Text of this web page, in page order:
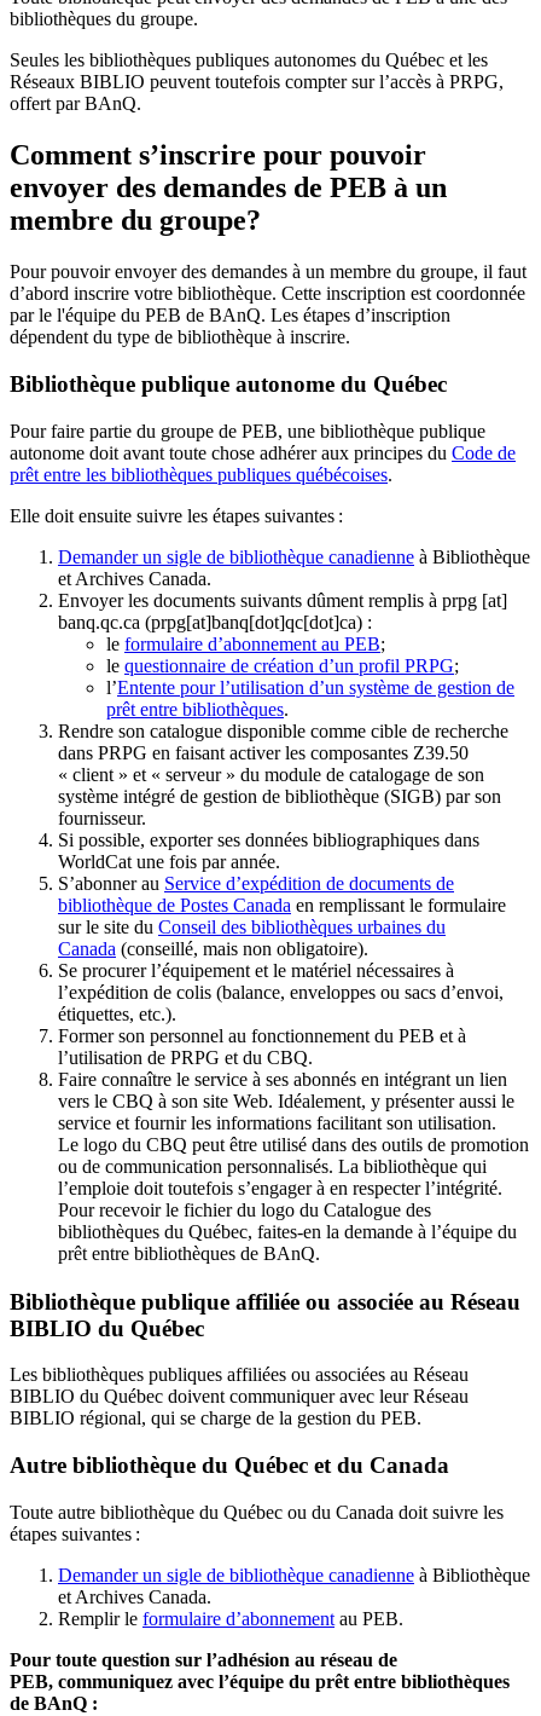
bibliothèques du groupe.
Seules les bibliothèques publiques autonomes du Québec et les
Réseaux BIBLIO peuvent toutefois compter sur l’accès à PRPG,
offert par BAnQ.
Comment s’inscrire pour pouvoir
envoyer des demandes de PEB à un
membre du groupe?
Pour pouvoir envoyer des demandes à un membre du groupe, il faut
d’abord inscrire votre bibliothèque. Cette inscription est coordonnée
par le l'équipe du PEB de BAnQ. Les étapes d’inscription
dépendent du type de bibliothèque à inscrire.
Bibliothèque publique autonome du Québec
Pour faire partie du groupe de PEB, une bibliothèque publique
autonome doit avant toute chose adhérer aux principes du Code de
prêt entre les bibliothèques publiques québécoises.
Elle doit ensuite suivre les étapes suivantes :
Demander un sigle de bibliothèque canadienne à Bibliothèque
et Archives Canada.
Envoyer les documents suivants dûment remplis à prpg [at]
banq.qc.ca (prpg[at]banq[dot]qc[dot]ca) :
le formulaire d’abonnement au PEB;
le questionnaire de création d’un profil PRPG;
l’Entente pour l’utilisation d’un système de gestion de
prêt entre bibliothèques.
Rendre son catalogue disponible comme cible de recherche
dans PRPG en faisant activer les composantes Z39.50
« client » et « serveur » du module de catalogage de son
système intégré de gestion de bibliothèque (SIGB) par son
fournisseur.
Si possible, exporter ses données bibliographiques dans
WorldCat une fois par année.
S’abonner au Service d’expédition de documents de
bibliothèque de Postes Canada en remplissant le formulaire
sur le site du Conseil des bibliothèques urbaines du
Canada (conseillé, mais non obligatoire).
Se procurer l’équipement et le matériel nécessaires à
l’expédition de colis (balance, enveloppes ou sacs d’envoi,
étiquettes, etc.).
Former son personnel au fonctionnement du PEB et à
l’utilisation de PRPG et du CBQ.
Faire connaître le service à ses abonnés en intégrant un lien
vers le CBQ à son site Web. Idéalement, y présenter aussi le
service et fournir les informations facilitant son utilisation.
Le logo du CBQ peut être utilisé dans des outils de promotion
ou de communication personnalisés. La bibliothèque qui
l’emploie doit toutefois s’engager à en respecter l’intégrité.
Pour recevoir le fichier du logo du Catalogue des
bibliothèques du Québec, faites-en la demande à l’équipe du
prêt entre bibliothèques de BAnQ.
Bibliothèque publique affiliée ou associée au Réseau
BIBLIO du Québec
Les bibliothèques publiques affiliées ou associées au Réseau
BIBLIO du Québec doivent communiquer avec leur Réseau
BIBLIO régional, qui se charge de la gestion du PEB.
Autre bibliothèque du Québec et du Canada
Toute autre bibliothèque du Québec ou du Canada doit suivre les
étapes suivantes :
Demander un sigle de bibliothèque canadienne à Bibliothèque
et Archives Canada.
Remplir le formulaire d’abonnement au PEB.
Pour toute question sur l’adhésion au réseau de
PEB, communiquez avec l’équipe du prêt entre bibliothèques
de BAnQ :